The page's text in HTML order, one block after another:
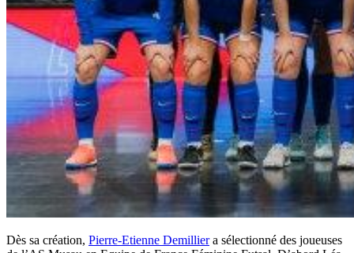
Dès sa création, Pierre-Etienne Demilliera sélectionné des joueuses